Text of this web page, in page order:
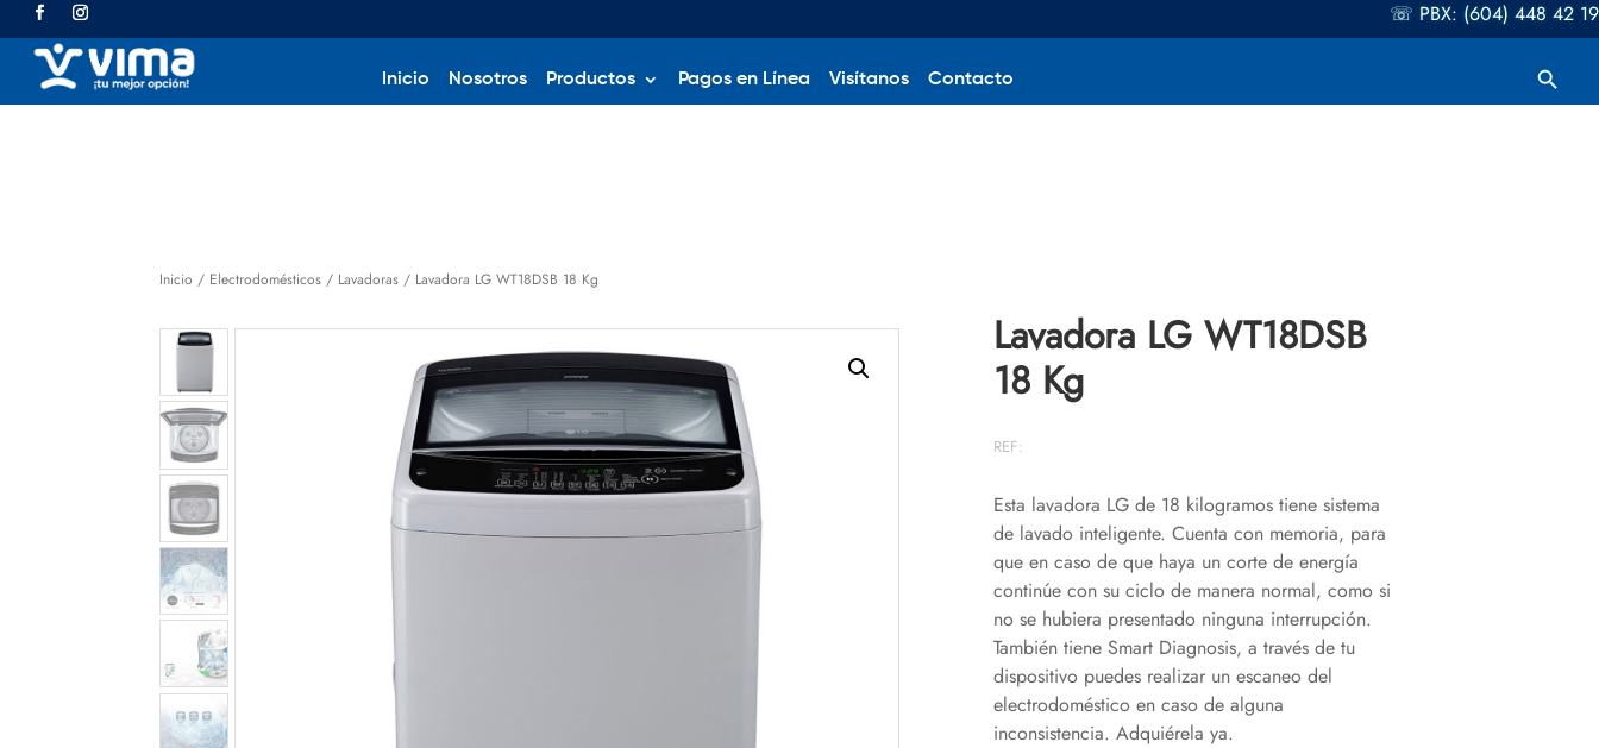
☏ PBX: (604) 448 42 19
Inicio Nosotros Productos Pagos en Línea Visítanos Contacto Buscar:
Inicio / Electrodomésticos / Lavadoras / Lavadora LG WT18DSB 18 Kg
Lavadora LG WT18DSB
18 Kg
REF:
Esta lavadora LG de 18 kilogramos tiene sistema
de lavado inteligente. Cuenta con memoria, para
que en caso de que haya un corte de energía
continúe con su ciclo de manera normal, como si
no se hubiera presentado ninguna interrupción.
También tiene Smart Diagnosis, a través de tu
dispositivo puedes realizar un escaneo del
electrodoméstico en caso de alguna
inconsistencia. Adquiérela ya.